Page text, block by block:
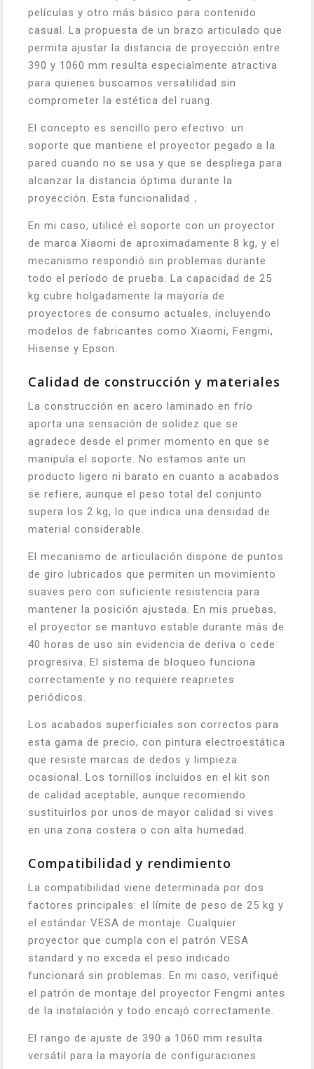
películas y otro más básico para contenido
casual. La propuesta de un brazo articulado que
permita ajustar la distancia de proyección entre
390 y 1060 mm resulta especialmente atractiva
para quienes buscamos versatilidad sin
comprometer la estética del ruang.
El concepto es sencillo pero efectivo: un
soporte que mantiene el proyector pegado a la
pared cuando no se usa y que se despliega para
alcanzar la distancia óptima durante la
proyección. Esta funcionalidad，
En mi caso, utilicé el soporte con un proyector
de marca Xiaomi de aproximadamente 8 kg, y el
mecanismo respondió sin problemas durante
todo el período de prueba. La capacidad de 25
kg cubre holgadamente la mayoría de
proyectores de consumo actuales, incluyendo
modelos de fabricantes como Xiaomi, Fengmi,
Hisense y Epson.
Calidad de construcción y materiales
La construcción en acero laminado en frío
aporta una sensación de solidez que se
agradece desde el primer momento en que se
manipula el soporte. No estamos ante un
producto ligero ni barato en cuanto a acabados
se refiere, aunque el peso total del conjunto
supera los 2 kg, lo que indica una densidad de
material considerable.
El mecanismo de articulación dispone de puntos
de giro lubricados que permiten un movimiento
suaves pero con suficiente resistencia para
mantener la posición ajustada. En mis pruebas,
el proyector se mantuvo estable durante más de
40 horas de uso sin evidencia de deriva o cede
progresiva. El sistema de bloqueo funciona
correctamente y no requiere reaprietes
periódicos.
Los acabados superficiales son correctos para
esta gama de precio, con pintura electroestática
que resiste marcas de dedos y limpieza
ocasional. Los tornillos incluidos en el kit son
de calidad aceptable, aunque recomiendo
sustituirlos por unos de mayor calidad si vives
en una zona costera o con alta humedad.
Compatibilidad y rendimiento
La compatibilidad viene determinada por dos
factores principales: el límite de peso de 25 kg y
el estándar VESA de montaje. Cualquier
proyector que cumpla con el patrón VESA
standard y no exceda el peso indicado
funcionará sin problemas. En mi caso, verifiqué
el patrón de montaje del proyector Fengmi antes
de la instalación y todo encajó correctamente.
El rango de ajuste de 390 a 1060 mm resulta
versátil para la mayoría de configuraciones